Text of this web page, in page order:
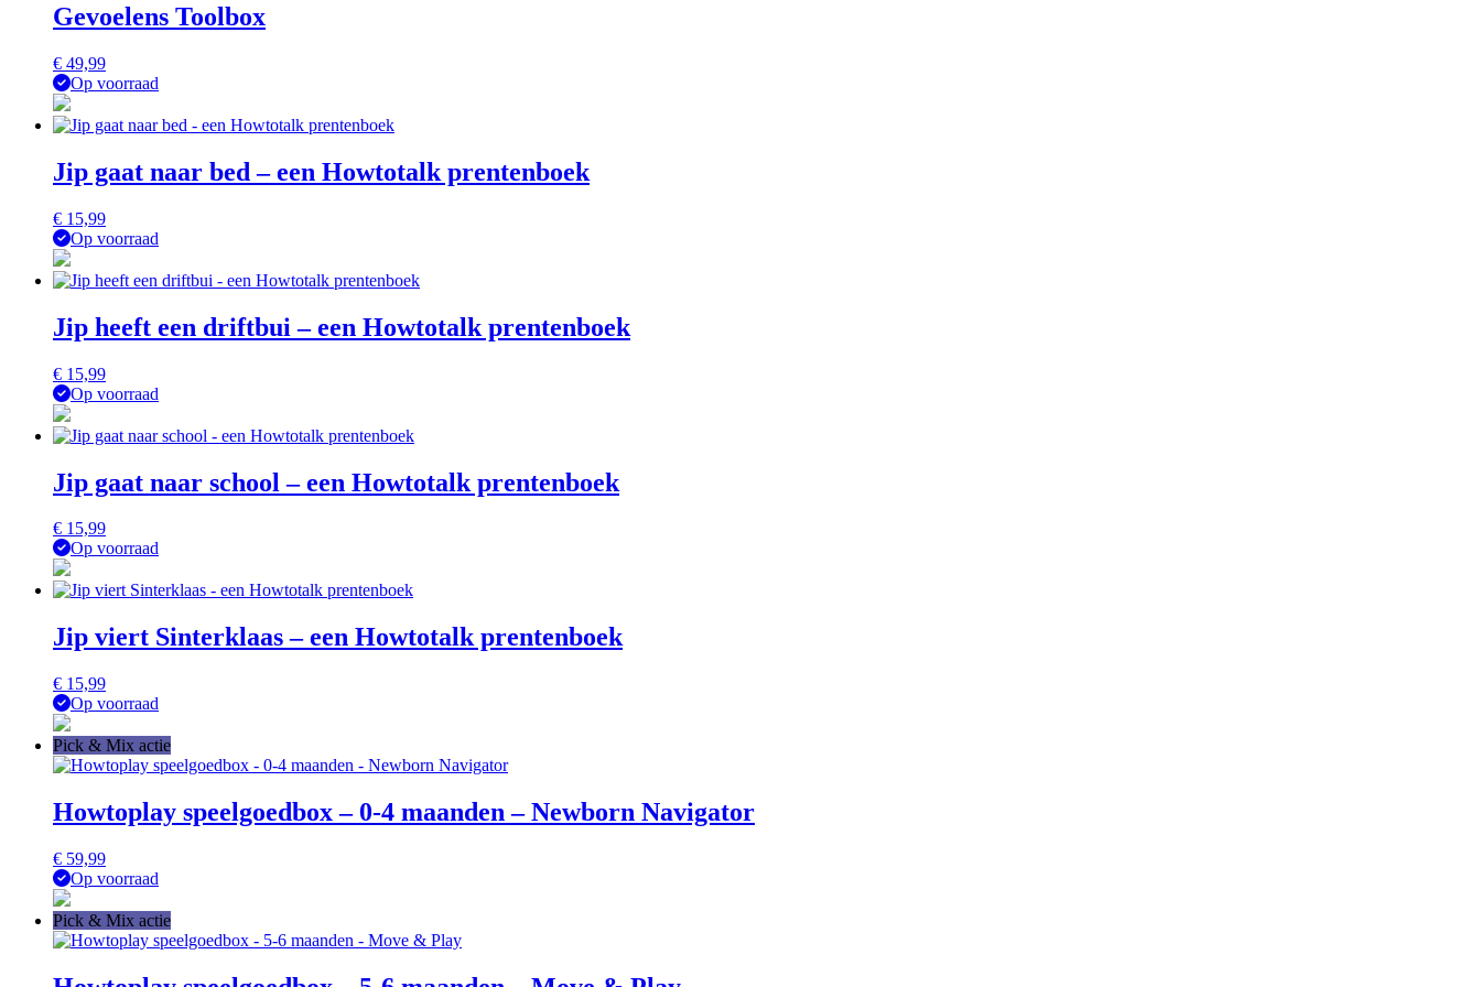
Gevoelens Toolbox
€ 49,99
Op voorraad
Jip gaat naar bed – een Howtotalk prentenboek
€ 15,99
Op voorraad
Jip heeft een driftbui – een Howtotalk prentenboek
€ 15,99
Op voorraad
Jip gaat naar school – een Howtotalk prentenboek
€ 15,99
Op voorraad
Jip viert Sinterklaas – een Howtotalk prentenboek
€ 15,99
Op voorraad
Pick & Mix actie
Howtoplay speelgoedbox – 0-4 maanden – Newborn Navigator
€ 59,99
Op voorraad
Pick & Mix actie